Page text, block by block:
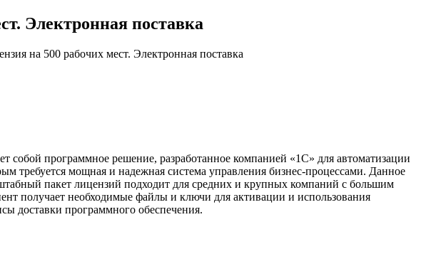
Электронная поставка
на 500 рабочих мест. Электронная поставка
собой программное решение, разработанное компанией «1С» для автоматизации
требуется мощная и надежная система управления бизнес-процессами. Данное
пакет лицензий подходит для средних и крупных компаний с большим
получает необходимые файлы и ключи для активации и использования
доставки программного обеспечения.